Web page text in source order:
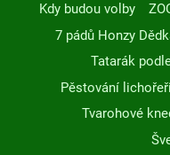
Kdy budou volby
7 pádů Honzy
Tatarák
Pěstování
Tvarohové